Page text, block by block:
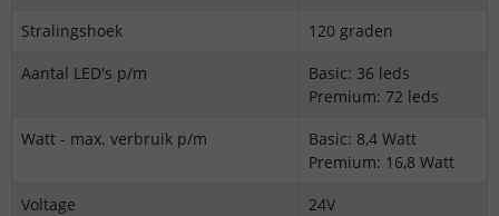
Stralingshoek
120 graden
Aantal LED's p/m
Basic: 36 leds
Premium: 72 leds
Watt - max. verbruik p/m
Basic: 8,4 Watt
Premium: 16,8 Watt
Voltage
24V